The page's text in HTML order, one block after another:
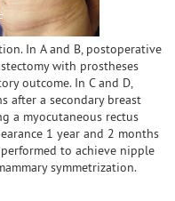
In A and B, postoperative
with prostheses
outcome. In C and D,
after a secondary breast
a myocutaneous rectus
1 year and 2 months
to achieve nipple
symmetrization.